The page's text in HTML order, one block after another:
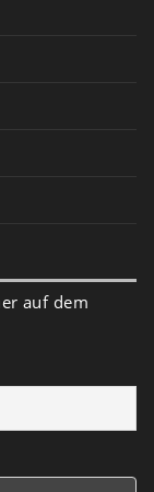
auf dem